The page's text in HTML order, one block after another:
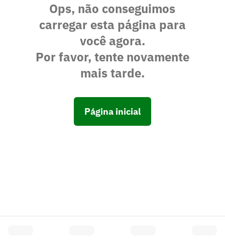
Ops, não conseguimos
carregar esta página para
você agora.
Por favor, tente novamente
mais tarde.
Página inicial